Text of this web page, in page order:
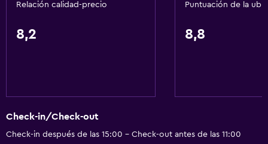
Relación calidad-precio
8,2
Puntuación de la
8,8
Check-in/Check-out
Check-in después de las 15:00 - Check-out antes de las 11:00